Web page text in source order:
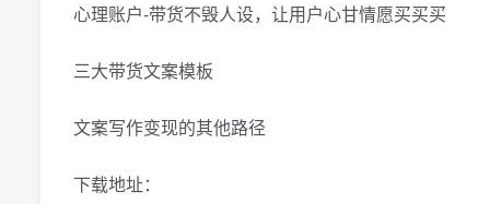
心理账户-带货不毁人设，让用户心甘情愿买买买
三大带货文案模板
文案写作变现的其他路径
下载地址：